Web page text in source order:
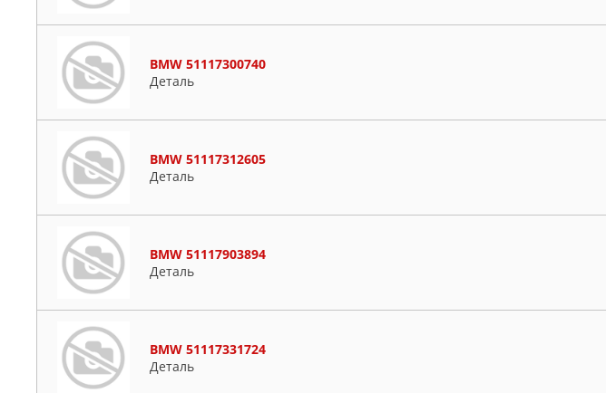
BMW 51117300740
Деталь
BMW 51117312605
Деталь
BMW 51117903894
Деталь
BMW 51117331724
Деталь